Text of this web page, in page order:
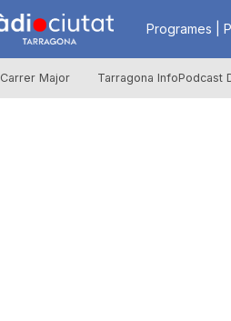
R
à
Programes |
Carrer Major Tarragona InfoPodcast